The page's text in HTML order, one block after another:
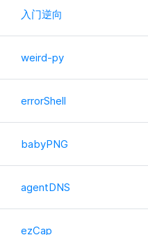
入门逆向
weird-py
errorShell
babyPNG
agentDNS
ezCap